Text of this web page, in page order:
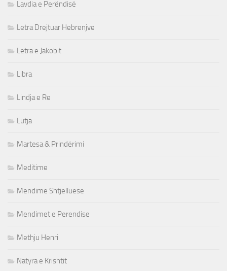
Lavdia e Perëndisë
Letra Drejtuar Hebrenjve
Letra e Jakobit
Libra
Lindja e Re
Lutja
Martesa & Prindërimi
Meditime
Mendime Shtjelluese
Mendimet e Perendise
Methju Henri
Natyra e Krishtit